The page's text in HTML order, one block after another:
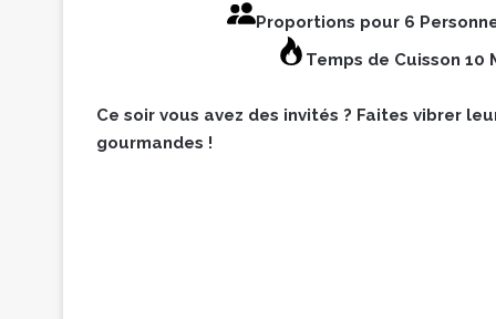
Proportions pour 6
Temps de Cuisson 10
Ce soir vous avez des invités ? Faites vibrer
gourmandes !